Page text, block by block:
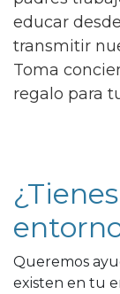
educar
transmitir
Toma
regalo para
Queremos
existen en tu